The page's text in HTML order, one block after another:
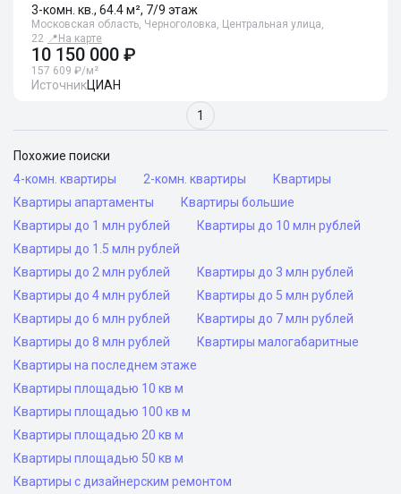
3-комн. кв., 64.4 м², 7/9 этаж
Московская область, Черноголовка, Центральная улица,
22 📍 На карте
10 150 000 ₽
157 609 ₽/м²
ИсточникЦИАН
1
Похожие поиски
4-комн. квартиры
2-комн. квартиры
Квартиры
Квартиры апартаменты
Квартиры большие
Квартиры до 1 млн рублей
Квартиры до 10 млн рублей
Квартиры до 1.5 млн рублей
Квартиры до 2 млн рублей
Квартиры до 3 млн рублей
Квартиры до 4 млн рублей
Квартиры до 5 млн рублей
Квартиры до 6 млн рублей
Квартиры до 7 млн рублей
Квартиры до 8 млн рублей
Квартиры малогабаритные
Квартиры на последнем этаже
Квартиры площадью 10 кв м
Квартиры площадью 100 кв м
Квартиры площадью 20 кв м
Квартиры площадью 50 кв м
Квартиры с дизайнерским ремонтом